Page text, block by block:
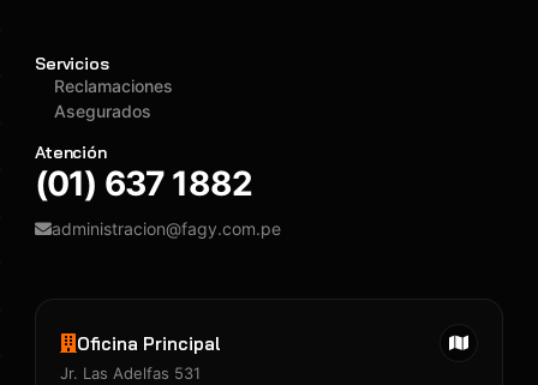
Servicios
Reclamaciones
Asegurados
Atención
(01) 637 1882
administracion@fagy.com.pe
Oficina Principal
Jr. Las Adelfas 531